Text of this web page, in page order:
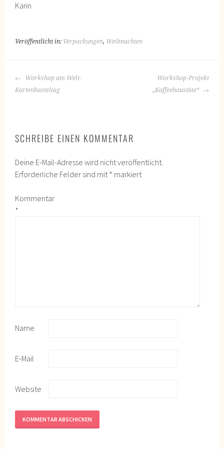
Karin
Veröffentlicht in: Verpackungen, Weihnachten
BEITRAGS-
NAVIGATION
Workshop am Welt-
Kartenbasteltag
Workshop-Projekt
„Kaffeehaustüte“
SCHREIBE EINEN KOMMENTAR
Deine E-Mail-Adresse wird nicht veröffentlicht.
Erforderliche Felder sind mit* markiert
Kommentar
*
Name
E-Mail
Website